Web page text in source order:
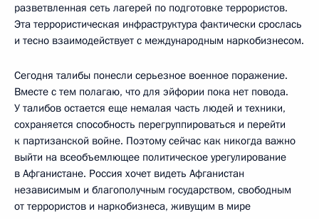
разветвленная сеть лагерей по подготовке террористов.
Эта террористическая инфраструктура фактически срослась
и тесно взаимодействует с международным наркобизнесом.
Сегодня талибы понесли серьезное военное поражение.
Вместе с тем полагаю, что для эйфории пока нет повода.
У талибов остается еще немалая часть людей и техники,
сохраняется способность перегруппироваться и перейти
к партизанской войне. Поэтому сейчас как никогда важно
выйти на всеобъемлющее политическое урегулирование
в Афганистане. Россия хочет видеть Афганистан
независимым и благополучным государством, свободным
от террористов и наркобизнеса, живущим в мире